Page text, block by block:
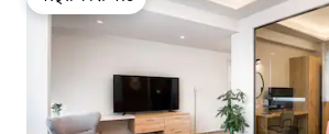
गेस्ट्स की फ़ेवरेट